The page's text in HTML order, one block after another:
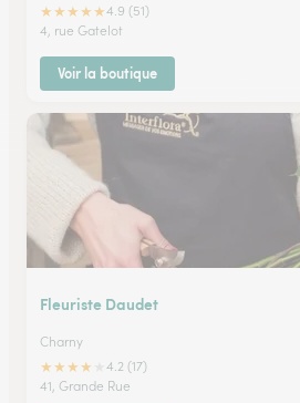
★★★★★4.9 (51)
4, rue Gatelot
Voir la boutique
Fleuriste Daudet
Charny
★★★★
4.2 (17)
41, Grande Rue